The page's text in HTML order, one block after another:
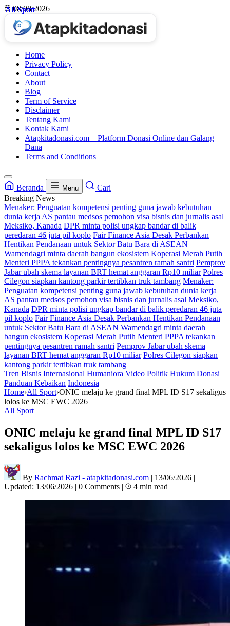
Skip
content
08/08/2026
Home
Privacy Policy
Contact
About
Blog
Term of Service
Disclaimer
Tentang Kami
Kontak Kami
Atapkitadonasi.com – Platform Donasi Online dan Galang
Dana
Terms and Conditions
Beranda Menu
Cari
Breaking News
Menaker: Penguatan kompetensi penting guna jawab kebutuhan
dunia kerja AS pantau medsos pemohon visa bisnis dan jurnalis asal
Meksiko, Kanada DPR minta polisi ungkap bandar di balik
peredaran 46 juta pil koplo Fair Finance Asia Desak Perbankan
Hentikan Pendanaan untuk Sektor Batu Bara di ASEAN
Wamendagri minta daerah bangun ekosistem Koperasi Merah Putih
Menteri PPPA tekankan pentingnya pesantren ramah santri Pemprov
Jabar ubah skema layanan BRT hemat anggaran Rp10 miliar Polres
Cilegon siapkan kantong parkir tertibkan truk tambang Menaker:
Penguatan kompetensi penting guna jawab kebutuhan dunia kerja
AS pantau medsos pemohon visa bisnis dan jurnalis asal Meksiko,
Kanada DPR minta polisi ungkap bandar di balik peredaran 46 juta
pil koplo Fair Finance Asia Desak Perbankan Hentikan Pendanaan
untuk Sektor Batu Bara di ASEAN Wamendagri minta daerah
bangun ekosistem Koperasi Merah Putih Menteri PPPA tekankan
pentingnya pesantren ramah santri Pemprov Jabar ubah skema
layanan BRT hemat anggaran Rp10 miliar Polres Cilegon siapkan
kantong parkir tertibkan truk tambang
Tren Bisnis Internasional Humaniora Video Politik Hukum Donasi
Panduan Kebaikan Indonesia
Home›All Sport›ONIC melaju ke grand final MPL ID S17 sekaligus
lolos ke MSC EWC 2026
All Sport
ONIC melaju ke grand final MPL ID S17
sekaligus lolos ke MSC EWC 2026
By Rachmat Razi - atapkitadonasi.com | 13/06/2026 |
Updated: 13/06/2026 | 0 Comments | 4 min read
All Sport
All Sport
All Sport
All Sport